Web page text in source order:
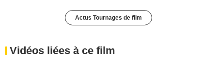
Actus Tournages de film
Vidéos liées à ce film